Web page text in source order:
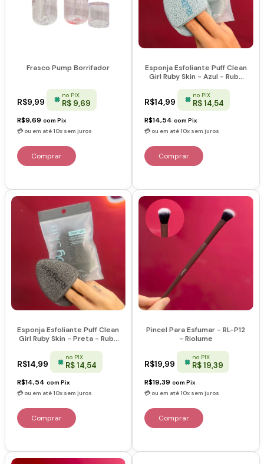
Frasco Pump Borrifador
R$9,99
no PIX
R$ 9,69
R$9,69 com Pix
Esponja Esfoliante Puff Clean
Girl Ruby Skin - Azul - Ruby
R$14,99
no PIX
R$ 14,54
R$14,54 com Pix
Esponja Esfoliante Puff Clean
Girl Ruby Skin - Preta - Ruby
R$14,99
no PIX
R$ 14,54
R$14,54 com Pix
Pincel Para Esfumar - RL-P12
- Riolume
R$19,99
no PIX
R$ 19,39
R$19,39 com Pix